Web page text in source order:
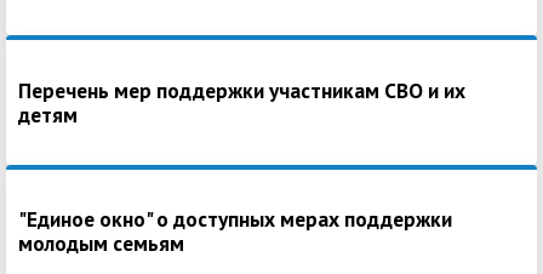
Перечень мер поддержки участникам СВО и их
детям
"Единое окно" о доступных мерах поддержки
молодым семьям